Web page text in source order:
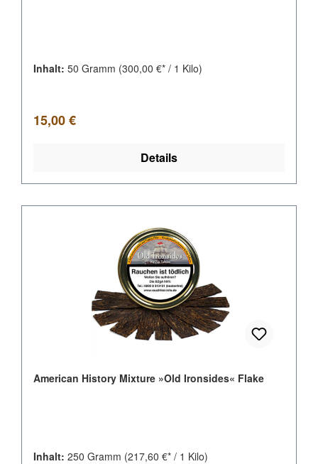
Inhalt: 50 Gramm (300,00 €* / 1 Kilo)
Regulärer Preis:
15,00 €
Details
American History Mixture »Old Ironsides« Flake
Inhalt: 250 Gramm (217,60 €* / 1 Kilo)